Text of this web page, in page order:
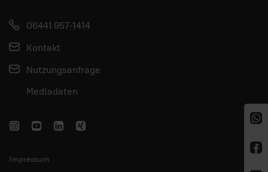
06441 957-1414
Kontakt
Nutzungsanfrage
Mediadaten
Impressum